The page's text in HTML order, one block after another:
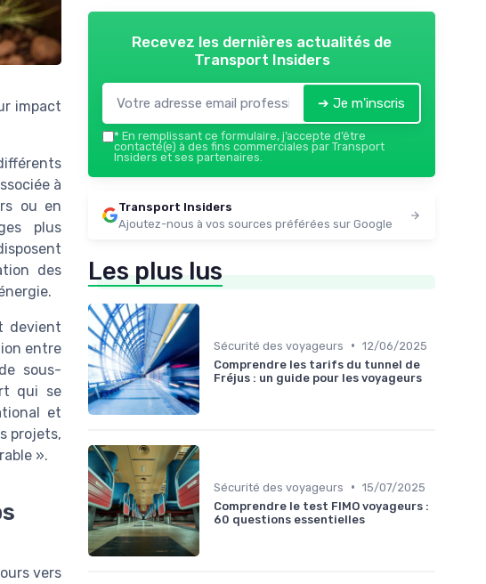
impact
à
ou en
plus
des
devient
entre
sous-
qui se
et
projets,
».
vers
Recevez les dernières actualités de
Transport Insiders
➔ Je m'inscris
* En remplissant ce formulaire, j’accepte d’être
contacté(e) à des fins commerciales par Transport
Insiders et ses partenaires.
Transport Insiders
Ajoutez-nous à vos sources préférées sur Google
Les plus lus
Sécurité des voyageurs • 12/06/2025
Comprendre les tarifs du tunnel de
Fréjus : un guide pour les voyageurs
Sécurité des voyageurs • 15/07/2025
Comprendre le test FIMO voyageurs :
60 questions essentielles